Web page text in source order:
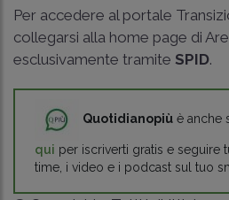
Per accedere al portale
collegarsi alla home page di
esclusivamente tramite SPID.
Quotidianopiù è anche
qui per iscriverti gratis e seguire
time, i video e i podcast sul tuo